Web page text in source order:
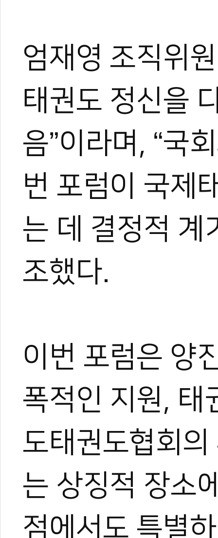
엄재영 조직위
태권도 정신을
음”이라며, “국
번 포럼이 국제
는 데 결정적 계
조했다.
이번 포럼은 양
폭적인 지원, 태
도태권도협회
는 상징적 장소
점에서도 특별
관련 뉴스
한체대 동갑내